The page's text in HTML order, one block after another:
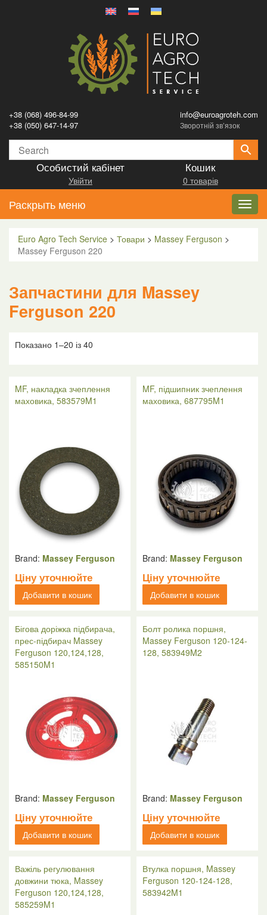
+38 (068) 496-84-99
+38 (050) 647-14-97
info@euroagroteh.com
Зворотній зв’язок
Особистий кабінет
Увійти
Кошик
0 товарів
Раскрыть меню
Euro Agro Tech Service > Товари > Massey Ferguson >
Massey Ferguson 220
Запчастини для Massey
Ferguson 220
Показано 1–20 із 40
MF, накладка зчеплення
маховика, 583579M1
Brand: Massey Ferguson
Ціну уточнюйте
Добавити в кошик
MF, підшипник зчеплення
маховика, 687795M1
Brand: Massey Ferguson
Ціну уточнюйте
Добавити в кошик
Бігова доріжка підбирача,
прес-підбирач Massey
Ferguson 120,124,128,
585150M1
Brand: Massey Ferguson
Ціну уточнюйте
Добавити в кошик
Болт ролика поршня,
Massey Ferguson 120-124-
128, 583949M2
Brand: Massey Ferguson
Ціну уточнюйте
Добавити в кошик
Важіль регулювання
довжини тюка, Massey
Ferguson 120,124,128,
585259M1
Втулка поршня, Massey
Ferguson 120-124-128,
583942M1